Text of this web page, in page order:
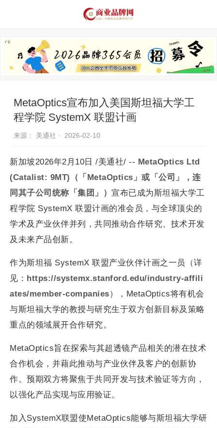
推荐品牌 品牌故事
MetaOptics宣布加入美国斯坦福大学工
程学院 SystemX 联盟计画
来源： 美通社 · 2026-02-10
新加坡2026年2月10日 /美通社/ -- MetaOptics Ltd
(Catalist: 9MT) （「 MetaOptics 」或「公司」，连
同其子公司统称「集团」） 宣布已成为斯坦福大学工
程学院 SystemX 联盟计画的准会员，与全球顶尖的
学术及产业伙伴并列，共同推动合作研究、技术开发
及未来产品创新。
作为斯坦福 SystemX 联盟产业伙伴计画之一员（详
见： https://systemx.stanford.edu/industry-affili
ates/member-companies），MetaOptics将有机会
与斯坦福大学的教授与研究生于双方创新目标及策略
重点的领域展开合作研究。
MetaOptics旨在探索与其超透镜产品相关的潜在技术
合作机会，并藉此推动与产业伙伴及客户的创新协
作。预期双方将聚焦于共同开发与技术验证等方向，
以强化产品实现与应用验证。
加入SystemX联盟使MetaOptics能够与斯坦福大学研